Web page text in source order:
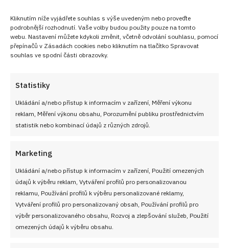
Kliknutím níže vyjádřete souhlas s výše uvedeným nebo proveďte
podrobnější rozhodnutí. Vaše volby budou použity pouze na tomto
webu. Nastavení můžete kdykoli změnit, včetně odvolání souhlasu, pomocí
přepínačů v Zásadách cookies nebo kliknutím na tlačítko Spravovat
souhlas ve spodní části obrazovky.
Statistiky
Ukládání a/nebo přístup k informacím v zařízení, Měření výkonu
reklam, Měření výkonu obsahu, Porozumění publiku prostřednictvím
statistik nebo kombinací údajů z různých zdrojů.
Marketing
Ukládání a/nebo přístup k informacím v zařízení, Použití omezených
údajů k výběru reklam, Vytváření profilů pro personalizovanou
reklamu, Používání profilů k výběru personalizované reklamy,
Vytváření profilů pro personalizovaný obsah, Používání profilů pro
výběr personalizovaného obsahu, Rozvoj a zlepšování služeb, Použití
omezených údajů k výběru obsahu.